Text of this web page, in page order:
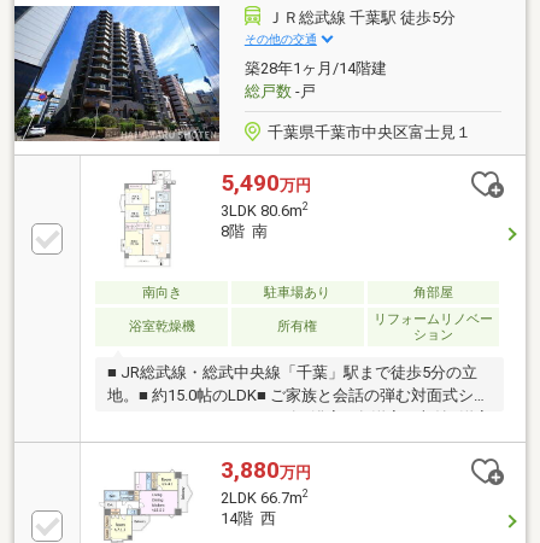
車場管理費2270円※駐車場1台分継承可（サイズ制限あ
り）
ＪＲ総武線 千葉駅 徒歩5分
その他の交通
築28年1ヶ月/14階建
総戸数-戸
千葉県千葉市中央区富士見１
5,490万円
3LDK 80.6m2
8階 南
南向き 駐車場あり 角部屋
浴室乾燥機 所有権
リフォームリノベー
ション
■ JR総武線・総武中央線「千葉」駅まで徒歩5分の立
地。■ 約15.0帖のLDK■ ご家族と会話の弾む対面式シス
（３）のウォールドア（可動式の建具）を開ければ、
約２１帖の広々空間となります■ 2026年6月 新規リノ
ベーション完了済・ システムキッチン（浄水器付
き）・ ユニットバス(追い焚き・浴室換気乾燥機付
き)・ 洗面化粧台（収納付き三面鏡）・ トイレ（温水
3,880万円
2LDK 66.7m2
14階 西